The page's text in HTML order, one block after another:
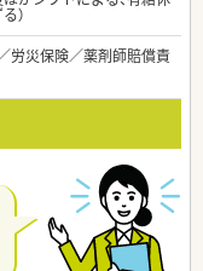
）
労災保険／薬剤師賠償責